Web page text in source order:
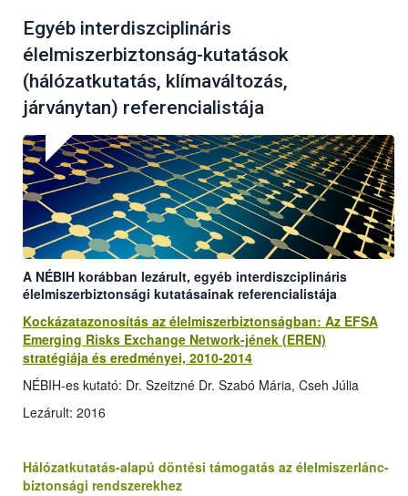
Egyéb interdiszciplináris
élelmiszerbiztonság-kutatások
(hálózatkutatás, klímaváltozás,
járványtan) referencialistája
A NÉBIH korábban lezárult, egyéb interdiszciplináris
élelmiszerbiztonsági kutatásainak referencialistája
Kockázatazonosítás az élelmiszerbiztonságban: Az EFSA
Emerging Risks Exchange Network-jének (EREN)
stratégiája és eredményei, 2010-2014
NÉBIH-es kutató: Dr. Szeitzné Dr. Szabó Mária, Cseh Júlia
Lezárult: 2016
Hálózatkutatás-alapú döntési támogatás az élelmiszerlánc-
biztonsági rendszerekhez